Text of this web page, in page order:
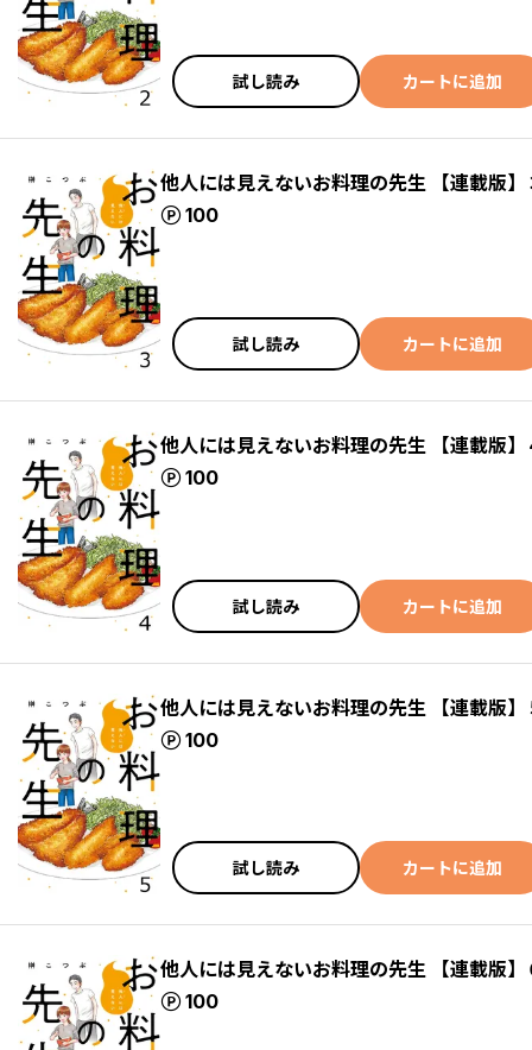
試し読み カートに追加
他人には見えないお料理の先生 【連載版】
100
ポイント
試し読み カートに追加
他人には見えないお料理の先生 【連載版】
100
ポイント
試し読み カートに追加
他人には見えないお料理の先生 【連載版】
100
ポイント
試し読み カートに追加
他人には見えないお料理の先生 【連載版】
100
ポイント